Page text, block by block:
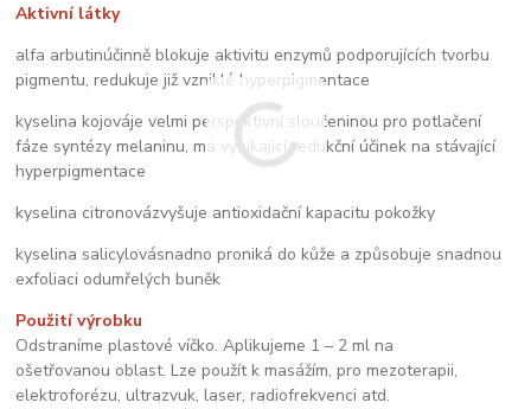
Aktivní látky
alfa arbutinúčinně blokuje aktivitu enzymů podporujících tvorbu
pigmentu, redukuje již vzniklé hyperpigmentace
kyselina kojováje velmi perspektivní sloučeninou pro potlačení
fáze syntézy melaninu, má vynikající redukční účinek na stávající
hyperpigmentace
kyselina citronovázvyšuje antioxidační kapacitu pokožky
kyselina salicylovásnadno proniká do kůže a způsobuje snadnou
exfoliaci odumřelých buněk
Použití výrobku
Odstraníme plastové víčko. Aplikujeme 1 – 2 ml na
ošetřovanou oblast. Lze použít k masážím, pro mezoterapii,
elektroforézu, ultrazvuk, laser, radiofrekvenci atd.